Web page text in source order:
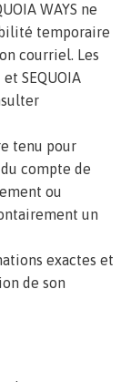
WAYS ne
temporaire
courriel. Les
SEQUOIA
tenu pour
compte de
ou
un
exactes et
de son